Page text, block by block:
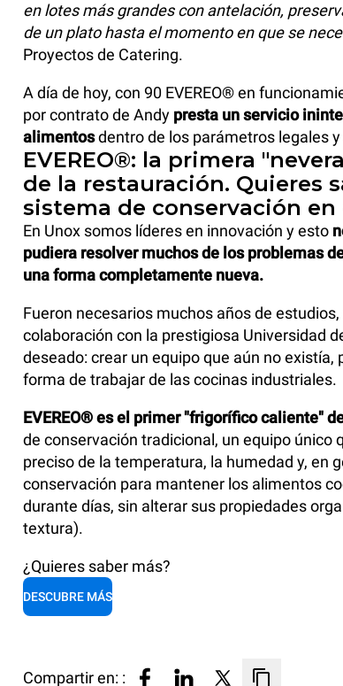
en lotes más grandes con antelación,
de un plato hasta el momento en que se
Proyectos de Catering.
A día de hoy, con 90 EVEREO® en
por contrato de Andy presta un servicio
alimentosdentro de los parámetros legales y
EVEREO®: la primera
de la restauración. Quieres
sistema de conservación
En Unox somos líderes en innovación y esto
pudiera resolver muchos de los problemas
una forma completamente nueva.
Fueron necesarios muchos años de
colaboración con la prestigiosa Universidad
deseado: crear un equipo que aún no
forma de trabajar de las cocinas industriales.
EVEREO® es el primer "frigorífico caliente"
de conservación tradicional, un equipo único
preciso de la temperatura, la humedad y, en
conservación para mantener los alimentos
durante días, sin alterar sus propiedades
textura).
¿Quieres saber más?
DESCUBRE MÁS
Compartir en: :